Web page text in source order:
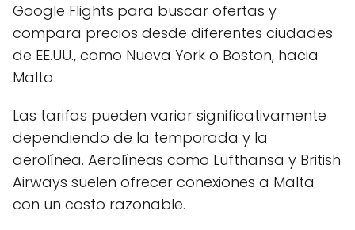
Google Flights para buscar ofertas y
compara precios desde diferentes ciudades
de EE.UU., como Nueva York o Boston, hacia
Malta.
Las tarifas pueden variar significativamente
dependiendo de la temporada y la
aerolínea. Aerolíneas como Lufthansa y British
Airways suelen ofrecer conexiones a Malta
con un costo razonable.